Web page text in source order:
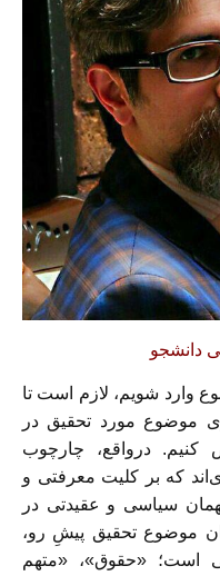
دانشجو
وارد شویم، لازم است تا
موضوع مورد تحقیق در
درواقع، چارچوب
که بر کلیت معرفتی و
سیاسی و عقیدتی در
موضوع تحقیق پیشِ رو،
است؛ «حقوق»، «متهم